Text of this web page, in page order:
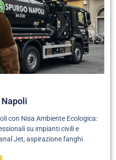
con Nisa Ambiente Ecologica:
su impianti civili e
Jet, aspirazione fanghi